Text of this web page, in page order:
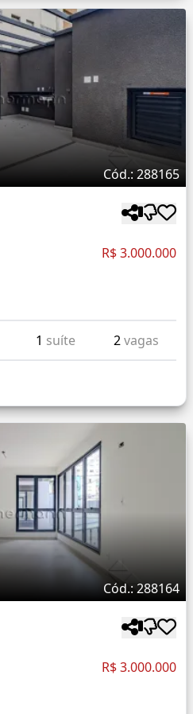
Cód.: 288165
R$ 3.000.000
1 suíte 2vagas
Cód.: 288164
R$ 3.000.000